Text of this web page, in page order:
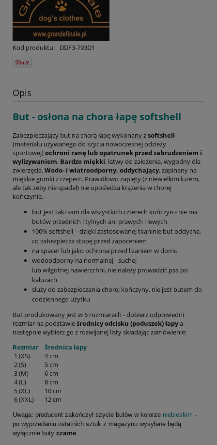
Kod produktu: DDF3-793D1
Opis
But - osłona na chora łapę softshell
Zabezpieczający but na chorą łapę wykonany zsoftshell
(materiału używanego do szycia nowoczesnej odzieży
sportowej)ochroni ranę lub opatrunek przed zabrudzeniem i
wylizywaniem. Bardzo miękki, łatwy do założenia, wygodny dla
zwierzęcia.Wodo- i wiatroodporny, oddychający, zapinany na
miękkie gumki z rzepem. Prawidłowo zapięty (z niewielkim luzem,
ale tak żeby nie spadał) nie upośledza krążenia w chorej
kończynie.
but jest taki sam dla wszystkich czterech kończyn - nie ma
butów przednich i tylnych ani prawych i lewych
100% softshell – dzięki zastosowanej tkaninie but oddycha,
co zabezpiecza stopę przed zapoceniem
na spacer lub jako ochrona przed lizaniem w domu
wodoodporny na normalnej - suchej
lub wilgotnej nawierzchni, nie należy prowadzić psa po
kałużach
służy do zabezpieczania chorej kończyny, nie jest butem do
codziennego użytku
But produkowany jest w 6 rozmiarach - dobierz odpowiedni
rozmiar na podstawieśrednicy odcisku (poduszek) łapya
następnie wybierz go z rozwijanej listy składając zamówienie:
Rozmiar
Średnica łapy
1 (XS)
4 cm
2 (S)
5 cm
3 (M)
6 cm
4 (L)
8 cm
5 (XL)
10 cm
6 (XXL)
12 cm
Uwaga: producent zakończył szycie butów w kolorze niebieskim -
po wyprzedaniu ostatnich sztuk z magazynu wysyłane będą
wyłącznie buty czarne